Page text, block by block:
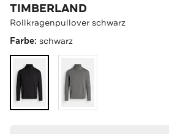
TIMBERLAND
Rollkragenpullover schwarz
Farbe: schwarz